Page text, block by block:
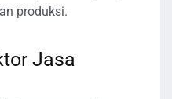
produksi.
Jasa